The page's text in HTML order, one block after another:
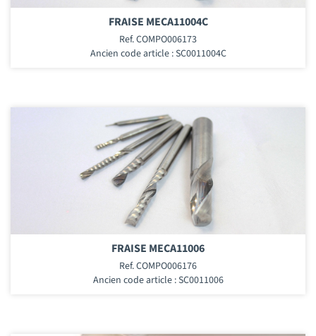
FRAISE MECA11004C
Ref. COMPO006173
Ancien code article : SC0011004C
FRAISE MECA11006
Ref. COMPO006176
Ancien code article : SC0011006